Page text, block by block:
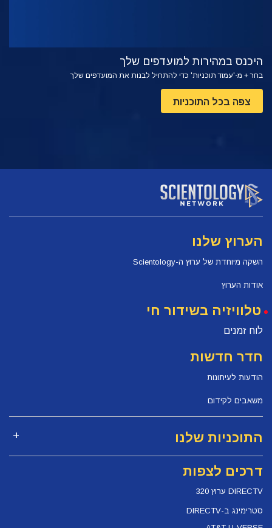
היכנס במהירות למועדפים שלך
בחר + מ-'עמוד תוכניות' כדי להתחיל לבנות את המועדפים שלך
צפה בכל התוכניות
הערוץ שלנו
השקה מיוחדת של ערוץ ה-Scientology
אודות הערוץ
טלוויזיה בשידור חי
לוח זמנים
חדר חדשות
הודעות לעיתונות
משאבים לקידום
התוכניות שלנו
דרכים לצפות
DIRECTV ערוץ 320
סטרימינג ב-DIRECTV